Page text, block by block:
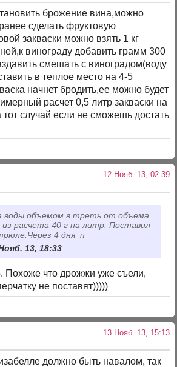
брожение вина,можно
сделать фруктовую
закваски можно взять 1 кг
винограду добавить грамм 300
смешать с виноградом(воду
в теплое место на 4-5
начнет бродить,ее можно будет
расчет 0,5 литр закваски на
тот случай если не сможешь достать
12 Нояб. 13, 02:39
воды объемом в треть от объема
из расчета 40 г на литр. Поставил
4 дня п
13, 18:33
Похоже что дрожжи уже съели,
не поставят)))))
13 Нояб. 13, 15:13
должно быть навалом, так